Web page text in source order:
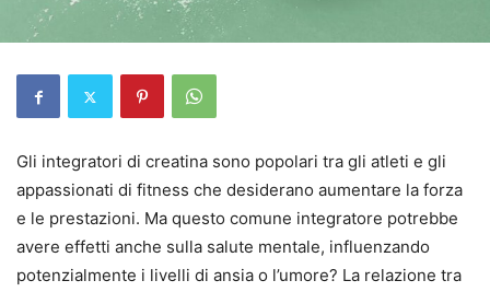
Gli integratori di creatina sono popolari tra gli atleti e gli
appassionati di fitness che desiderano aumentare la forza
e le prestazioni. Ma questo comune integratore potrebbe
avere effetti anche sulla salute mentale, influenzando
potenzialmente i livelli di ansia o l’umore? La relazione tra